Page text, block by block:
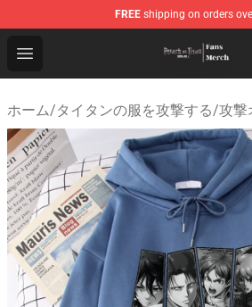
FREE shipping on orders
Open menu
Attack On Titan Store - Official
ホーム/タイタンの服を攻撃する/攻撃